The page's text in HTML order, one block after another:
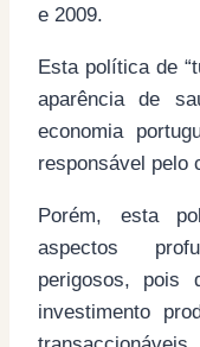
e 2009.
Esta política de
aparência de
economia
responsável pelo
Porém, esta
aspectos
perigosos, pois
investimento